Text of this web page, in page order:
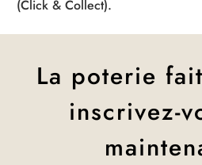
(Click & Collect).
La poterie
inscrivez-